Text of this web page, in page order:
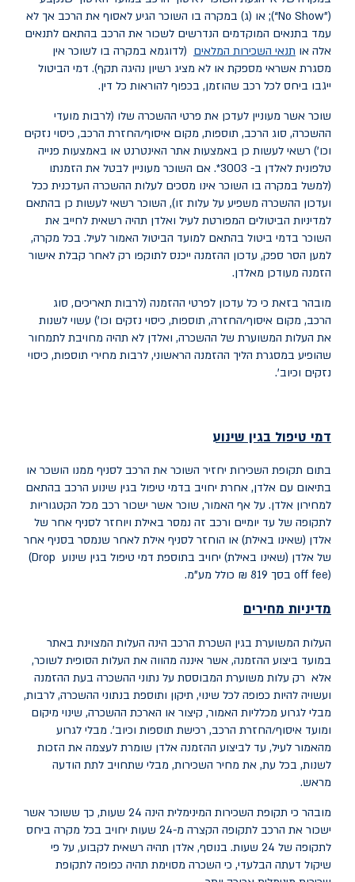
(
“No Show”); או (ג) במקרה בו השוכר הגיע לאסוף את הרכב אך לא
עמד בתנאים המוקדמים הנדרשים לשכור את הרכב בהתאם לתנאים
אלה או תנאי השכירות המלאים (לדוגמא במקרה בו לשוכר אין
מסגרת אשראי מספקת או לא מציג רשיון נהיגה תקף). דמי הביטול
ייגבו ביחס לכל רכב שהוזמן, בכפוף להוראות כל דין.
שוכר אשר מעוניין לעדכן את פרטי ההשכרה שלו (לרבות מועדי
ההשכרה, סוג הרכב, תוספות, מקום איסוף/החזרת הרכב, כיסוי נזקים
וכו') רשאי לעשות כן באמצעות אתר האינטרנט או באמצעות פנייה
טלפונית לאלדן ב- 3003*. אם השוכר מעוניין לבטל את הזמנתו
(למשל במקרה בו השוכר אינו מסכים לעלות ההשכרה העדכנית ככל
ועדכון ההשכרה משפיע על עלות זו), השוכר רשאי לעשות כן בהתאם
למדיניות הביטולים המפורטת לעיל ואלדן תהיה רשאית לחייב את
השוכר בדמי ביטול בהתאם למועד הביטול האמור לעיל. בכל מקרה,
למען הסר ספק, עדכון ההזמנה ייכנס לתוקפו רק לאחר קבלת אישור
הזמנה מעודכן מאלדן.
מובהר בזאת כי כל עדכון לפרטי ההזמנה (לרבות תאריכים, סוג
הרכב, מקום איסוף/החזרה, תוספות, כיסוי נזקים וכו') עשוי לשנות
את העלות המשוערת של ההשכרה, ואלדן לא תהיה מחויבת לתמחור
שהופיע במסגרת הליך ההזמנה הראשוני, לרבות מחירי תוספות, כיסוי
נזקים וכיוב'.
דמי טיפול בגין שינוע
בתום תקופת השכירות יחזיר השוכר את הרכב לסניף ממנו הושכר או
בתיאום עם אלדן, אחרת יחויב בדמי טיפול בגין שינוע הרכב בהתאם
למחירון אלדן. על אף האמור, שוכר אשר ישכור רכב מכל הקטגוריות
לתקופה של עד יומיים ורכב זה נמסר באילת ויוחזר לסניף אחר של
אלדן (שאינו באילת) או הוחזר לסניף אילת לאחר שנמסר בסניף אחר
של אלדן (שאינו באילת) יחויב בתוספת דמי טיפול בגין שינוע (Drop
off fee) בסך 819 ₪ כולל מע"מ .
מדיניות מחירים
העלות המשוערת בגין השכרת הרכב הינה העלות המצוינת באתר
במועד ביצוע ההזמנה, אשר איננה מהווה את העלות הסופית לשוכר,
אלא רק עלות משוערת המבוססת על נתוני ההשכרה בעת ההזמנה
ועשויה להיות כפופה לכל שינוי, תיקון ותוספת בנתוני ההשכרה, לרבות,
מבלי לגרוע מכלליות האמור, קיצור או הארכת ההשכרה, שינוי מיקום
ומועד איסוף/החזרת הרכב, רכישת תוספות וכיוב'. מבלי לגרוע
מהאמור לעיל, עד לביצוע ההזמנה אלדן שומרת לעצמה את הזכות
לשנות, בכל עת, את מחיר השכירות, מבלי שתחויב לתת הודעה
מראש.
מובהר כי תקופת השכירות המינימלית הינה 24 שעות, כך ששוכר אשר
ישכור את הרכב לתקופה הקצרה מ-24 שעות יחויב בכל מקרה ביחס
לתקופה של 24 שעות. בנוסף, אלדן תהיה רשאית לקבוע, על פי
שיקול דעתה הבלעדי, כי השכרה מסוימת תהיה כפופה לתקופת